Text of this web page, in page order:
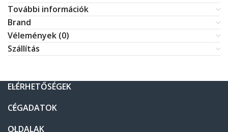
További információk
Brand
Vélemények (0)
Szállítás
ELÉRHETŐSÉGEK
CÉGADATOK
OLDALAK